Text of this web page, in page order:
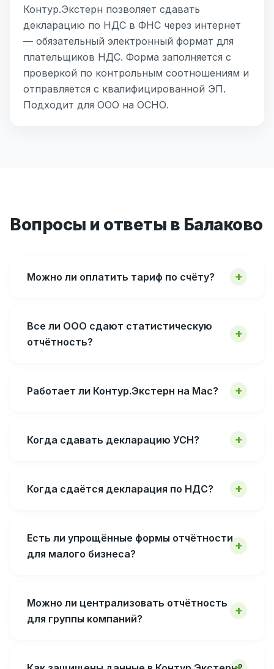
Контур.Экстерн позволяет сдавать
декларацию по НДС в ФНС через интернет
— обязательный электронный формат для
плательщиков НДС. Форма заполняется с
проверкой по контрольным соотношениям и
отправляется с квалифицированной ЭП.
Подходит для ООО на ОСНО.
Вопросы и ответы в Балаково
Можно ли оплатить тариф по счёту?
Все ли ООО сдают статистическую
отчётность?
Работает ли Контур.Экстерн на Mac?
Когда сдавать декларацию УСН?
Когда сдаётся декларация по НДС?
Есть ли упрощённые формы отчётности
для малого бизнеса?
Можно ли централизовать отчётность
для группы компаний?